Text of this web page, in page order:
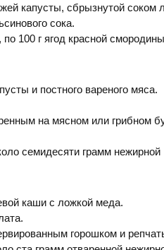
капусты, сбрызнутой соком
сока.
100 г ягод красной
и постного вареного мяса.
на мясном или грибном
семидесяти грамм нежирной
каши с ложкой меда.
горошком и